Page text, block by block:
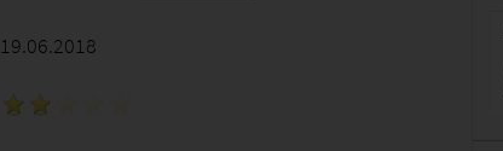
19.06.2018